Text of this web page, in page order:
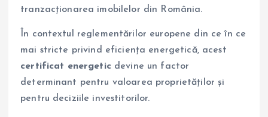
tranzacționarea imobilelor din România.
În contextul reglementărilor europene din ce în ce
mai stricte privind eficiența energetică, acest
certificat energeticdevine un factor
determinant pentru valoarea proprietăților și
pentru deciziile investitorilor.